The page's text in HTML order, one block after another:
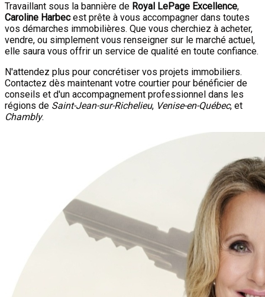
Travaillant sous la bannière de Royal LePage Excellence,
Caroline Harbecest prête à vous accompagner dans toutes
vos démarches immobilières. Que vous cherchiez à acheter,
vendre, ou simplement vous renseigner sur le marché actuel,
elle saura vous offrir un service de qualité en toute confiance.
N'attendez plus pour concrétiser vos projets immobiliers.
Contactez dès maintenant votre courtier pour bénéficier de
conseils et d'un accompagnement professionnel dans les
régions de Saint-Jean-sur-Richelieu, Venise-en-Québec, et
Chambly.